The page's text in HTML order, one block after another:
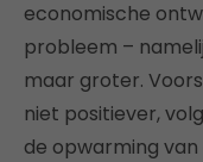
economische
probleem –
maar groter.
niet positiever,
de opwarming